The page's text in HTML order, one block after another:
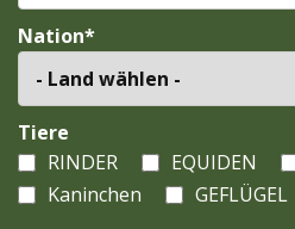
Nation*
Tiere
RINDER
EQUIDEN
Kaninchen
GEFLÜGEL